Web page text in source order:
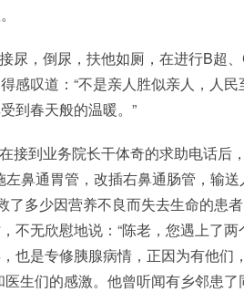
尿，倒尿，扶他如厕，在进行B超
叹道：“不是亲人胜似亲人，人民
到春天般的温暖。”
接到业务院长干体奇的求助电话后
鼻通胃管，改插右鼻通肠管，输送
了多少因营养不良而失去生命的患
不无欣慰地说：“陈老，您遇上了
也是专修胰腺病情，正因为有他们
生们的感激。他曾听闻有乡邻患